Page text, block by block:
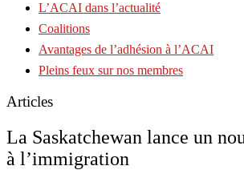
L’ACAI dans l’actualité
Coalitions
Avantages de l’adhésion à l’ACAI
Pleins feux sur nos membres
Articles
La Saskatchewan lance un
à l’immigration